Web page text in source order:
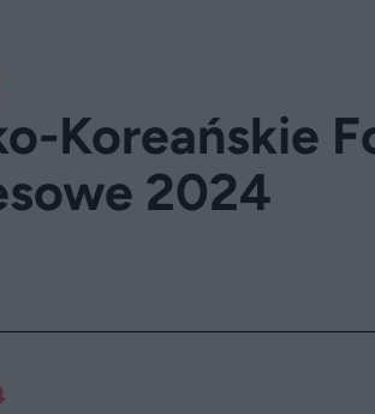
Koreańskie
2024